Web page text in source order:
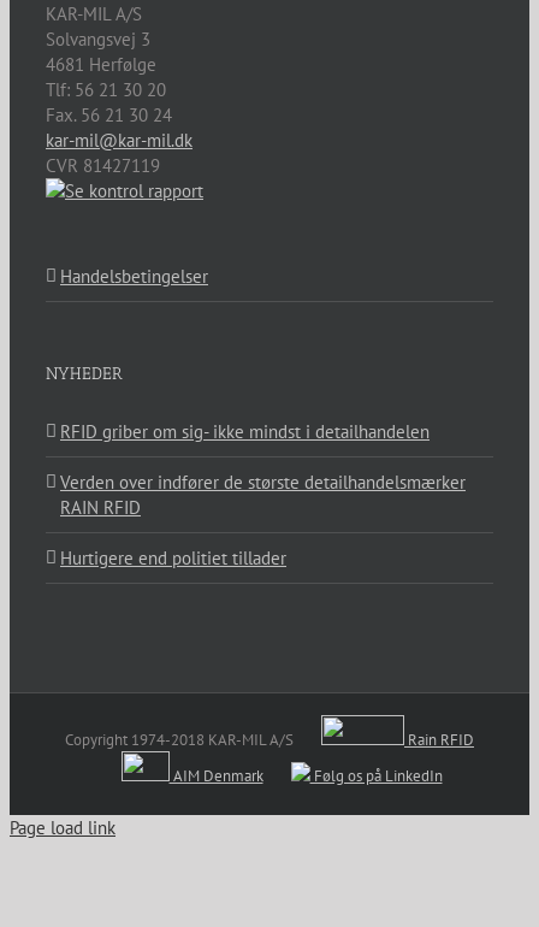
KAR-MIL A/S
Solvangsvej 3
4681 Herfølge
Tlf: 56 21 30 20
Fax. 56 21 30 24
kar-mil@kar-mil.dk
CVR 81427119
Handelsbetingelser
NYHEDER
RFID griber om sig- ikke mindst i detailhandelen
Verden over indfører de største detailhandelsmærker
RAIN RFID
Hurtigere end politiet tillader
Copyright 1974-2018 KAR-MIL A/S
Rain RFID
AIM Denmark
Følg os på LinkedIn
Page load link